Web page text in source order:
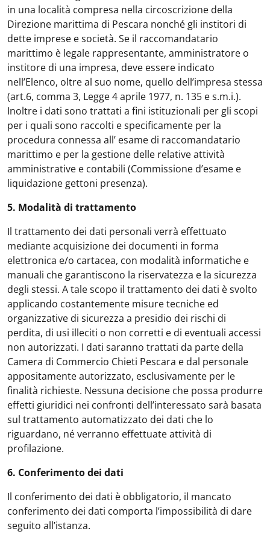
in una località compresa nella circoscrizione della
Direzione marittima di Pescara nonché gli institori di
dette imprese e società. Se il raccomandatario
marittimo è legale rappresentante, amministratore o
institore di una impresa, deve essere indicato
nell’Elenco, oltre al suo nome, quello dell’impresa stessa
(art.6, comma 3, Legge 4 aprile 1977, n. 135 e s.m.i.).
Inoltre i dati sono trattati a fini istituzionali per gli scopi
per i quali sono raccolti e specificamente per la
procedura connessa all’ esame di raccomandatario
marittimo e per la gestione delle relative attività
amministrative e contabili (Commissione d’esame e
liquidazione gettoni presenza).
5. Modalità di trattamento
Il trattamento dei dati personali verrà effettuato
mediante acquisizione dei documenti in forma
elettronica e/o cartacea, con modalità informatiche e
manuali che garantiscono la riservatezza e la sicurezza
degli stessi. A tale scopo il trattamento dei dati è svolto
applicando costantemente misure tecniche ed
organizzative di sicurezza a presidio dei rischi di
perdita, di usi illeciti o non corretti e di eventuali accessi
non autorizzati. I dati saranno trattati da parte della
Camera di Commercio Chieti Pescara e dal personale
appositamente autorizzato, esclusivamente per le
finalità richieste. Nessuna decisione che possa produrre
effetti giuridici nei confronti dell’interessato sarà basata
sul trattamento automatizzato dei dati che lo
riguardano, né verranno effettuate attività di
profilazione.
6. Conferimento dei dati
Il conferimento dei dati è obbligatorio, il mancato
conferimento dei dati comporta l’impossibilità di dare
seguito all’istanza.